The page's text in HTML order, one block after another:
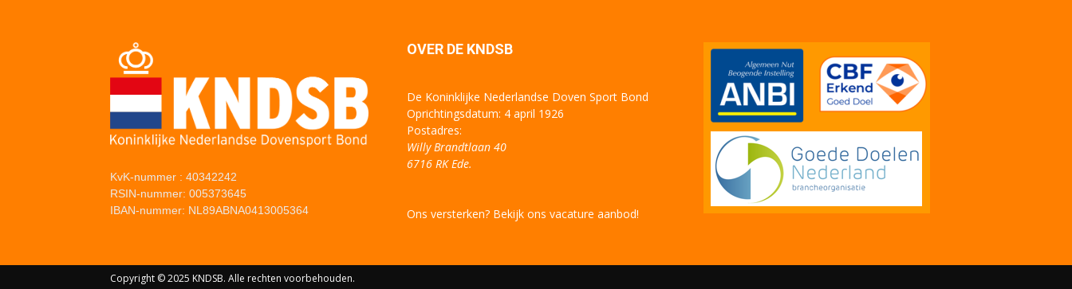
KvK-nummer : 40342242
RSIN-nummer: 005373645
IBAN-nummer: NL89ABNA0413005364
OVER DE KNDSB
De Koninklijke Nederlandse Doven Sport Bond
Oprichtingsdatum: 4 april 1926
Postadres:
Willy Brandtlaan 40
6716 RK Ede.
Ons versterken? Bekijk ons vacature aanbod!
Copyright © 2025 KNDSB. Alle rechten voorbehouden.